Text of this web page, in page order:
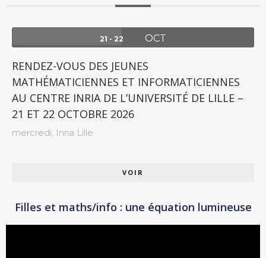
21 - 22 OCT
RENDEZ-VOUS DES JEUNES
MATHÉMATICIENNES ET INFORMATICIENNES
AU CENTRE INRIA DE L’UNIVERSITÉ DE LILLE –
21 ET 22 OCTOBRE 2026
mercredi, Inria Lille
VOIR
Filles et maths/info : une équation lumineuse